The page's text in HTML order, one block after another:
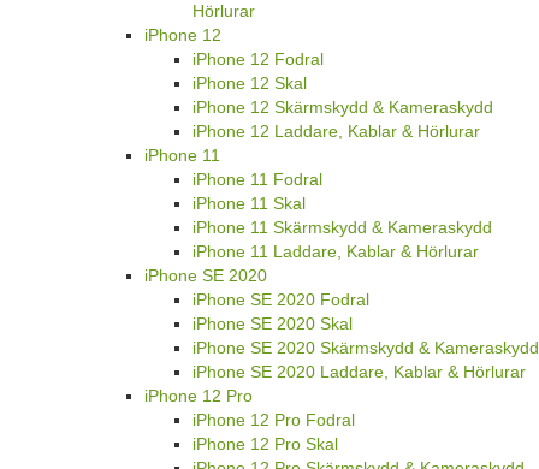
Hörlurar
iPhone 12
iPhone 12 Fodral
iPhone 12 Skal
iPhone 12 Skärmskydd & Kameraskydd
iPhone 12 Laddare, Kablar & Hörlurar
iPhone 11
iPhone 11 Fodral
iPhone 11 Skal
iPhone 11 Skärmskydd & Kameraskydd
iPhone 11 Laddare, Kablar & Hörlurar
iPhone SE 2020
iPhone SE 2020 Fodral
iPhone SE 2020 Skal
iPhone SE 2020 Skärmskydd & Kameraskydd
iPhone SE 2020 Laddare, Kablar & Hörlurar
iPhone 12 Pro
iPhone 12 Pro Fodral
iPhone 12 Pro Skal